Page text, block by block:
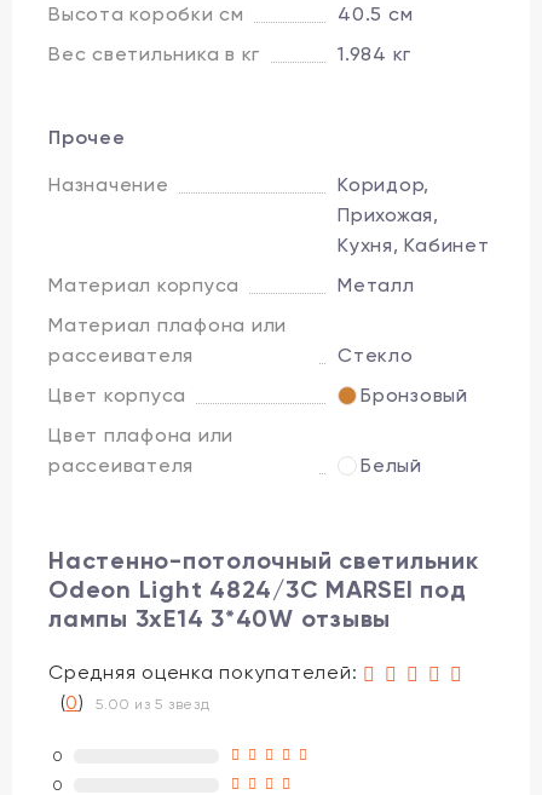
Высота коробки см
40.5 см
Вес светильника в кг
1.984 кг
Прочее
Назначение
Коридор,
Прихожая,
Кухня, Кабинет
Материал корпуса
Металл
Материал плафона или
рассеивателя
Стекло
Цвет корпуса
Бронзовый
Цвет плафона или
рассеивателя
Белый
Настенно-потолочный светильник
Odeon Light 4824/3C MARSEI под
лампы 3xE14 3*40W отзывы
Средняя оценка покупателей:
(0)5.00 из 5 звезд
0
0